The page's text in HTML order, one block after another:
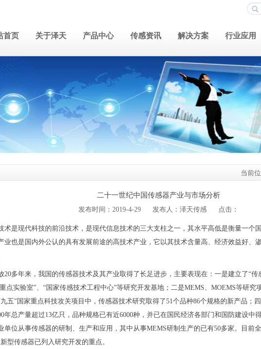
首页 关于泽天 产品中心 传感资讯 解决方案 行业应用
当前位
二十一世纪中国传感器产业与市场分析
发布时间：2019-4-29 发布人：泽天传感 点击：
术是现代科技的前沿技术，是现代信息技术的三大支柱之一，其水平高低是衡量一个
业也是国内外公认的具有发展前途的高技术产业，它以其技术含量高、经济效益好、
20多年来，我国的传感器技术及其产业取得了长足进步，主要表现在：一是建立了“传
点实验室”、“国家传感技术工程中心”等研究开发基地；二是MEMS、MOEMS等研究
九五”国家重点科技攻关项目中，传感器技术研究取得了51个品种86个规格的新产品；
年总产量超过13亿只，品种规格已有近6000种，并已在国民经济各部门和国防建设中
单位从事传感器的研制、生产和应用，其中从事MEMS研制生产的已有50多家。目前
型传感器已列入研究开发的重点。